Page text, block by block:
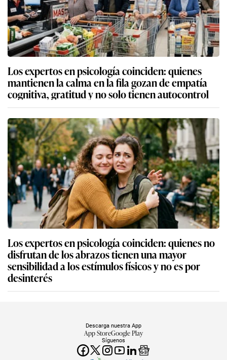
Los expertos en psicología coinciden: quienes
mantienen la calma en la fila gozan de empatía
cognitiva, gratitud y no solo tienen autocontrol
Los expertos en psicología coinciden: quienes no
disfrutan de los abrazos tienen una mayor
sensibilidad a los estímulos físicos y no es por
desinterés
Síguenos
Descarga nuestra App
App StoreGoogle Play